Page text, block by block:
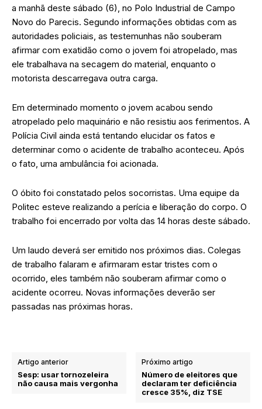
a manhã deste sábado (6), no Polo Industrial de Campo
Novo do Parecis. Segundo informações obtidas com as
autoridades policiais, as testemunhas não souberam
afirmar com exatidão como o jovem foi atropelado, mas
ele trabalhava na secagem do material, enquanto o
motorista descarregava outra carga.
Em determinado momento o jovem acabou sendo
atropelado pelo maquinário e não resistiu aos ferimentos. A
Polícia Civil ainda está tentando elucidar os fatos e
determinar como o acidente de trabalho aconteceu. Após
o fato, uma ambulância foi acionada.
O óbito foi constatado pelos socorristas. Uma equipe da
Politec esteve realizando a perícia e liberação do corpo. O
trabalho foi encerrado por volta das 14 horas deste sábado.
Um laudo deverá ser emitido nos próximos dias. Colegas
de trabalho falaram e afirmaram estar tristes com o
ocorrido, eles também não souberam afirmar como o
acidente ocorreu. Novas informações deverão ser
passadas nas próximas horas.
Artigo anterior
Sesp: usar tornozeleira
não causa mais vergonha
Próximo artigo
Número de eleitores que
declaram ter deficiência
cresce 35%, diz TSE